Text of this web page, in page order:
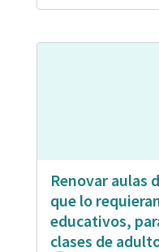
Renovar aulas
que lo
educativos,
clases de